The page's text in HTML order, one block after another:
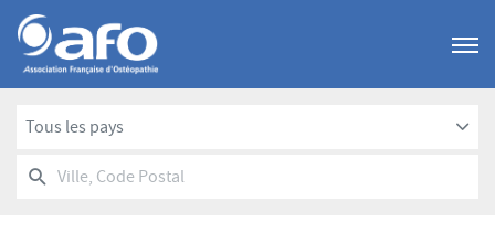
Menu
Tous les pays
Ville,RECHERCHER
UN